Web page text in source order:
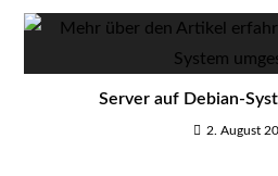
Server auf Debian-
2. August